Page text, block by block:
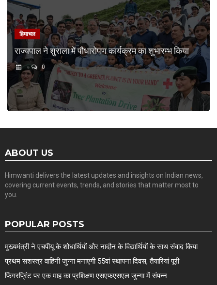
हिमाचल
राज्यपाल ने शुराला में पौधारोपण कार्यक्रम का शुभारम्भ किया
0
ABOUT US
Himwanti delivers the latest updates and insights on Indian news,
covering current events, trends, and stories that matter most to
you.
POPULAR POSTS
मुख्यमंत्री ने एचपीयू के शोधार्थियों और नादौन के विद्यार्थियों के साथ संवाद किया
प्रथम सशस्त्र वाहिनी जुन्गा मनाएगी 55वां स्थापना दिवस, तैयारियां पूरी
फिंगरप्रिंट पर एक माह का प्रशिक्षण एसएफएसएल जुन्गा में संपन्न